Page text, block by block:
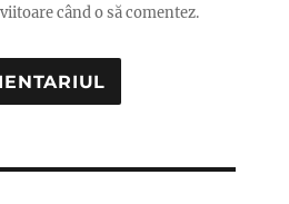
când o să comentez.